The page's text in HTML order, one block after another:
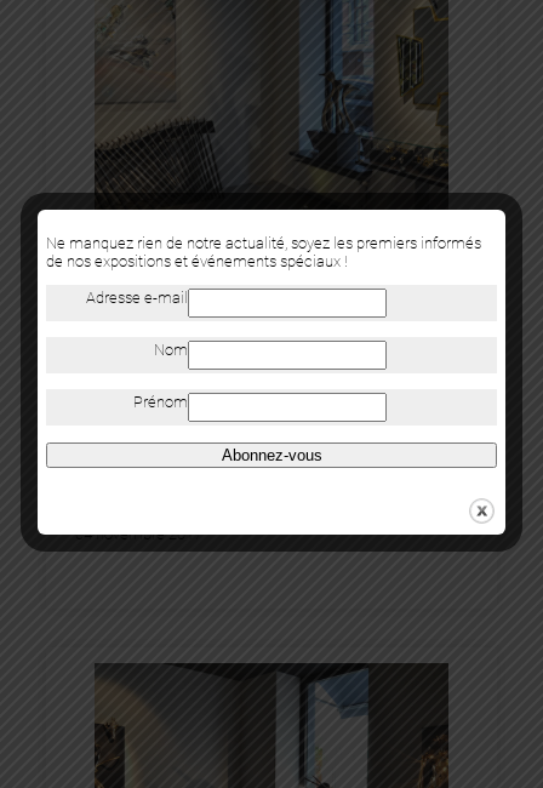
DESIGN & ART CONTEMPORAIN
Artiste(s) :Gael Davrinche, Hubert le Gall, Jean-Luc Le
, Lionel Sabatté
04 novembre 2017
Ne manquez rien de notre actualité, soyez les premiers informés
de nos expositions et événements spéciaux !
Adresse e-mail
Nom
Prénom
Abonnez-vous